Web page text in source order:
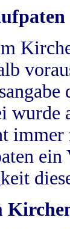
wurde